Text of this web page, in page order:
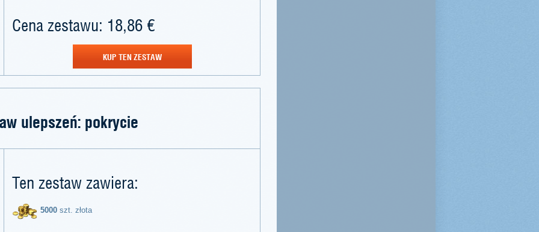
Cena zestawu: 18,86 €
KUP TEN ZESTAW
ulepszeń: pokrycie
Ten zestaw zawiera:
5000 szt. złota